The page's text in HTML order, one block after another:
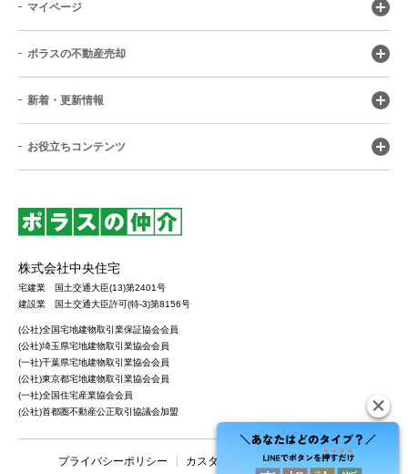
マイページ
ポラスの不動産売却
新着・更新情報
お役立ちコンテンツ
株式会社中央住宅
宅建業 国土交通大臣(13)第2401号
建設業 国土交通大臣許可(特-3)第8156号
(公社)全国宅地建物取引業保証協会会員
(公社)埼玉県宅地建物取引業協会会員
(一社)千葉県宅地建物取引業協会会員
(公社)東京都宅地建物取引業協会会員
(一社)全国住宅産業協会会員
(公社)首都圏不動産公正取引協議会加盟
プライバシーポリシー カスタマーハラスメントポリシー